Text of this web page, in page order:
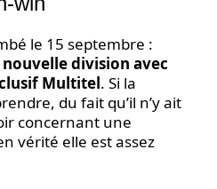
le 15 septembre :
division avec
Multitel. Si la
du fait qu’il n’y ait
concernant une
vérité elle est assez